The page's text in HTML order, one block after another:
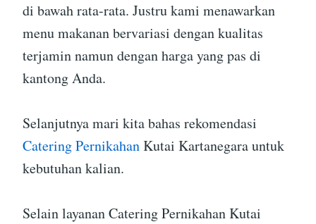
di bawah rata-rata. Justru kami menawarkan
menu makanan bervariasi dengan kualitas
terjamin namun dengan harga yang pas di
kantong Anda.
Selanjutnya mari kita bahas rekomendasi
Catering PernikahanKutai Kartanegara untuk
kebutuhan kalian.
Selain layanan Catering Pernikahan Kutai